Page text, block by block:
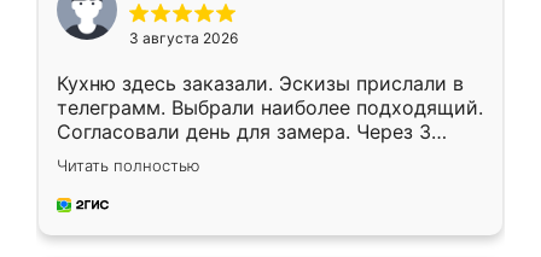
3 августа 2026
Кухню здесь заказали. Эскизы прислали в
телеграмм. Выбрали наиболее подходящий.
Согласовали день для замера. Через 3
недели кухня была уже готова. Остались
довольны работой. Спасибо Ренессанс
мебель за качественную работу!
Читать полностью